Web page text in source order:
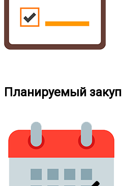
Планируемый закуп